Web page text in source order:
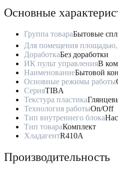
“Серия
KSGTI26HFAN1/
Основные
Группа товараБытовые
Для помещения
ДоработкаБез доработки
ИК пульт управленияВ
НаименованиеБытовой
Основные режимы работы
СерияTIBA
Текстура пластика
Технология работыOn/Off
Тип внутреннего блока
Тип товараКомплект
ХладагентR410A
Производительность